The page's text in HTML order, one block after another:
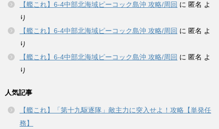
【艦これ】6-4中部北海域ピーコック島沖 攻略/周回 に 匿名 よ
り
【艦これ】6-4中部北海域ピーコック島沖 攻略/周回 に 匿名 よ
り
【艦これ】6-4中部北海域ピーコック島沖 攻略/周回 に 匿名 よ
り
人気記事
【艦これ】「第十九駆逐隊」敵主力に突入せよ！攻略【単発任
務】